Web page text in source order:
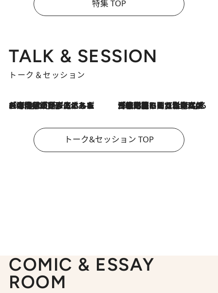
特集 TOP
TALK & SESSION
トーク＆セッション
2026.8.3
「今後値上げがあるとすれば…」「リスクがあるのは今年の冬」エネルギー専門家が語る、ホルムズ海峡封鎖が家庭にもたらす“ある心配” 2026.8.3
「住宅建てられない…」「サーチャージ料の高値が続いている」ホルムズ海峡封鎖による影響はいつまで続く？《エネルギー専門家に聞く“どうなる日本の暮らし”》
トーク&セッション TOP
COMIC & ESSAY
ROOM